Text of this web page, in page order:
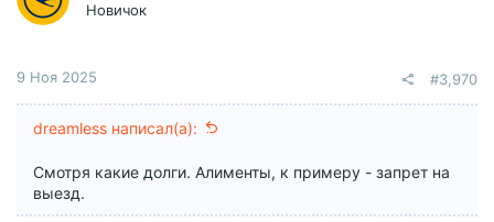
Новичок
9 Ноя 2025 #3,970
dreamless написал(а):
Смотря какие долги. Алименты, к примеру - запрет на
выезд.